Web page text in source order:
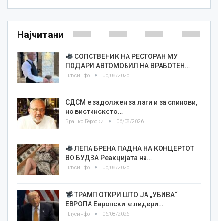
Најчитани
СОПСТВЕНИК НА РЕСТОРАН МУ
ПОДАРИ АВТОМОБИЛ НА ВРАБОТЕН…
Плусинфо 06/08/2026
СДСМ е задолжен за лаги и за спинови,
но вистинското…
Бранко Героски 06/08/2026
ЛЕПА БРЕНА ПАДНА НА КОНЦЕРТОТ
ВО БУДВА Реакцијата на…
Плусинфо 06/08/2026
ТРАМП ОТКРИ ШТО ЈА „УБИВА“
ЕВРОПА Европските лидери…
Плусинфо 06/08/2026